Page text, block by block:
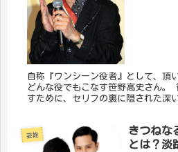
自称『ワンシーン役者』として、頂
どんな役でもこなす笹野高史さん。
すために、セリフの裏に隠された深
芸能
きつねな
とは？淡